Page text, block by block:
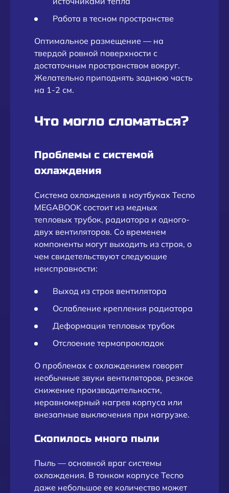
Работа в тесном пространстве
Оптимальное размещение — на
твердой ровной поверхности с
достаточным пространством вокруг.
Желательно приподнять заднюю часть
на 1-2 см.
Что могло сломаться?
Проблемы с системой
охлаждения
Система охлаждения в ноутбуках Tecno
MEGABOOK состоит из медных
тепловых трубок, радиатора и одного-
двух вентиляторов. Со временем
компоненты могут выходить из строя, о
чем свидетельствуют следующие
неисправности:
Выход из строя вентилятора
Ослабление крепления радиатора
Деформация тепловых трубок
Отслоение термопрокладок
О проблемах с охлаждением говорят
необычные звуки вентиляторов, резкое
снижение производительности,
неравномерный нагрев корпуса или
внезапные выключения при нагрузке.
Скопилось много пыли
Пыль — основной враг системы
охлаждения. В тонком корпусе Tecno
даже небольшое ее количество может